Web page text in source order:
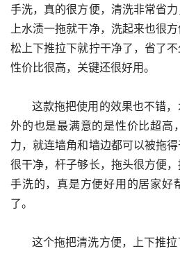
手洗，真的很方便，清洗非常省
上水渍一拖就干净，洗起来也很
松上下推拉下就拧干净了，省了
性价比很高，关键还很好用。
外的也是最满意的是性价比超高
力，就连墙角和墙边都可以被拖
很干净，杆子够长，拖头很方便
手洗的，真是方便好用的居家好
了。